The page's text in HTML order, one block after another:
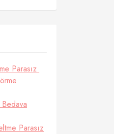
Parasız
Parasız